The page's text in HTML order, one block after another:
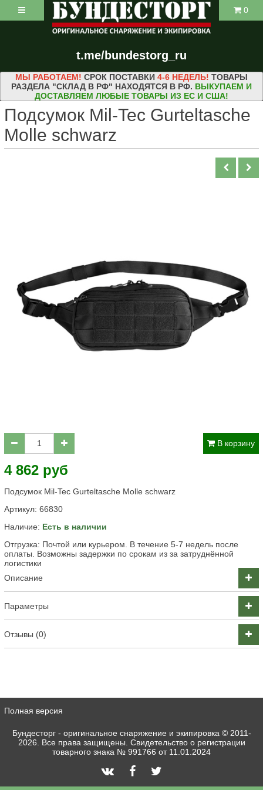
t.me/bundestorg_ru
0
МЫ РАБОТАЕМ! СРОК ПОСТАВКИ 4-6 НЕДЕЛЬ! ТОВАРЫ
РАЗДЕЛА "СКЛАД В РФ" НАХОДЯТСЯ В РФ. ВЫКУПАЕМ И
ДОСТАВЛЯЕМ ЛЮБЫЕ ТОВАРЫ ИЗ ЕС И США!
Подсумок Mil-Tec Gurteltasche
Molle schwarz
В корзину
4 862 руб
Подсумок Mil-Tec Gurteltasche Molle schwarz
Артикул: 66830
Наличие: Есть в наличии
Отгрузка: Почтой или курьером. В течение 5-7 недель после
оплаты. Возможны задержки по срокам из за затруднённой
логистики
Описание
Параметры
Отзывы (0)
Полная версия
Бундесторг - оригинальное снаряжение и экипировка © 2011-
2026. Все права защищены. Свидетельство о регистрации
товарного знака № 991766 от 11.01.2024